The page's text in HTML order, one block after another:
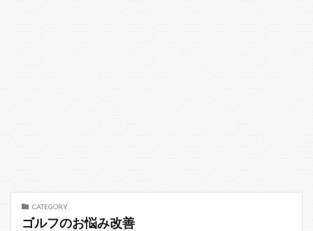
CATEGORY
ゴルフのお悩み改善